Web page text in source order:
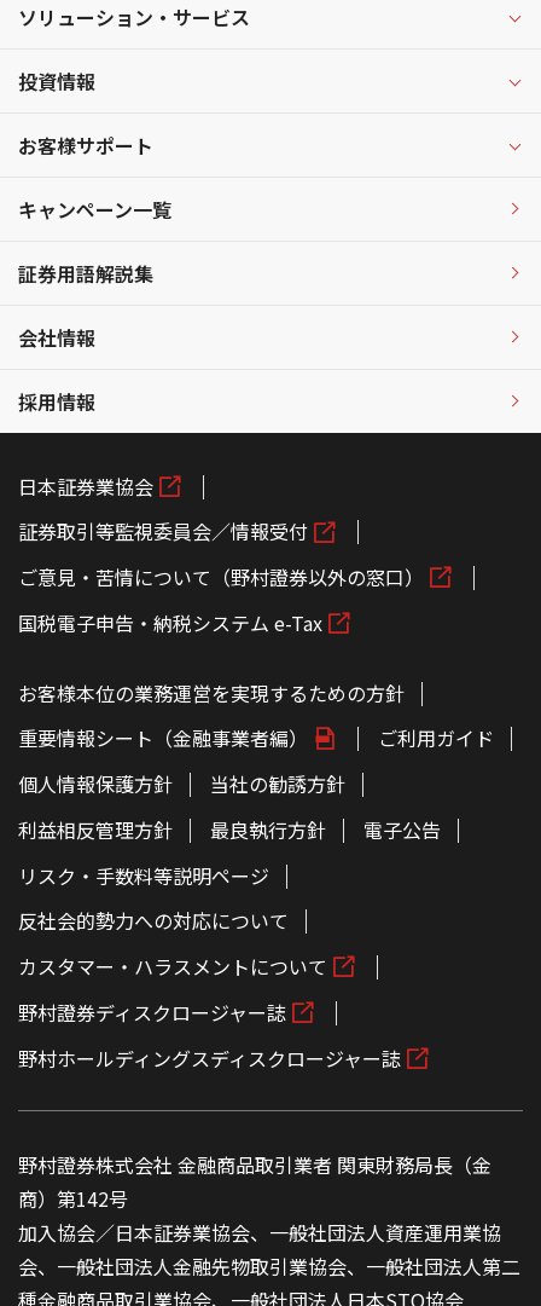
ソリューション・サービス
投資情報
お客様サポート
キャンペーン一覧
証券用語解説集
会社情報
採用情報
日本証券業協会
証券取引等監視委員会／情報受付
ご意見・苦情について（野村證券以外の窓口）
国税電子申告・納税システム e-Tax
お客様本位の業務運営を実現するための方針
重要情報シート（金融事業者編）
ご利用ガイド
個人情報保護方針
当社の勧誘方針
利益相反管理方針
最良執行方針
電子公告
リスク・手数料等説明ページ
反社会的勢力への対応について
カスタマー・ハラスメントについて
野村證券ディスクロージャー誌
野村ホールディングスディスクロージャー誌
野村證券株式会社 金融商品取引業者 関東財務局長（金
商）第142号
加入協会／日本証券業協会、一般社団法人資産運用業協
会、一般社団法人金融先物取引業協会、一般社団法人第二